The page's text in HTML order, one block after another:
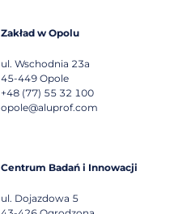
Zakład w Opolu
ul. Wschodnia 23a
45-449 Opole
+48 (77) 55 32 100
opole@aluprof.com
Centrum Badań i Innowacji
ul. Dojazdowa 5